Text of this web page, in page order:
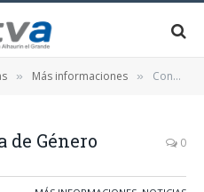
» Más informaciones » Contra la Violencia de Género
de Género 0